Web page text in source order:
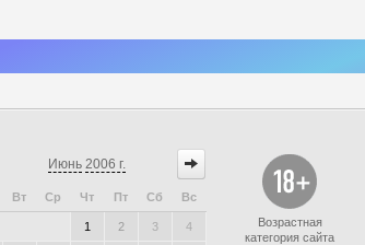
Июнь 2006 г.
Вт Ср Чт Пт Сб Вс
1 2 3 4
Возрастная
категория сайта